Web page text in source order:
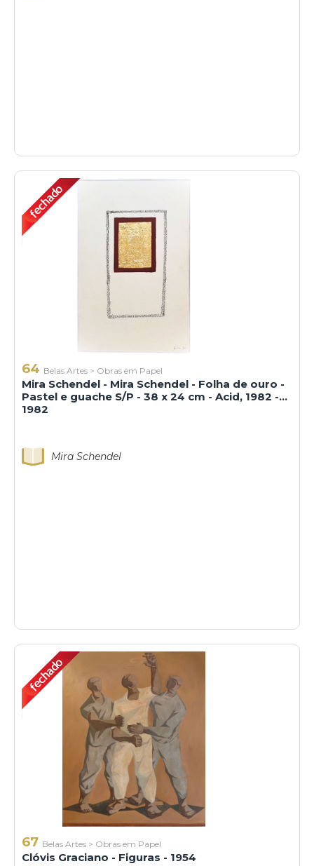
64 Belas Artes > Obras em Papel
Mira Schendel - Mira Schendel - Folha de ouro -
Pastel e guache S/P - 38 x 24 cm - Acid, 1982 -
1982
Mira Schendel
67 Belas Artes > Obras em Papel
Clóvis Graciano - Figuras - 1954